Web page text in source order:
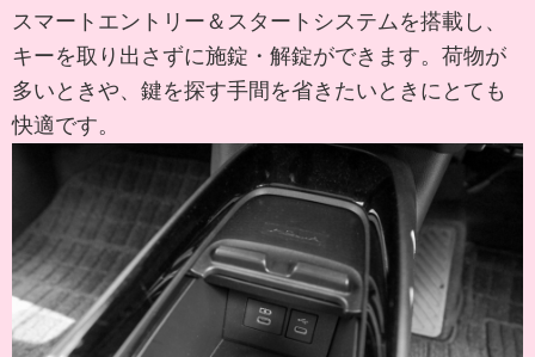
スマートエントリー＆スタートシステムを搭載し、
キーを取り出さずに施錠・解錠ができます。荷物が
多いときや、鍵を探す手間を省きたいときにとても
快適です。